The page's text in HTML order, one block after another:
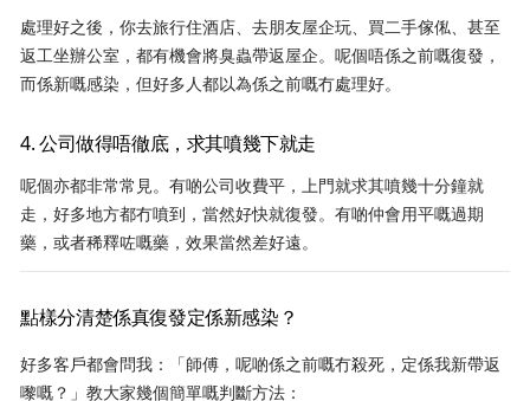
處理好之後，你去旅行住酒店、去朋友屋企玩、買二手傢俬、甚至
返工坐辦公室，都有機會將臭蟲帶返屋企。呢個唔係之前嘅復發，
而係新嘅感染，但好多人都以為係之前嘅冇處理好。
4. 公司做得唔徹底，求其噴幾下就走
呢個亦都非常常見。有啲公司收費平，上門就求其噴幾十分鐘就
走，好多地方都冇噴到，當然好快就復發。有啲仲會用平嘅過期
藥，或者稀釋咗嘅藥，效果當然差好遠。
點樣分清楚係真復發定係新感染？
好多客戶都會問我：「師傅，呢啲係之前嘅冇殺死，定係我新帶返
嚟嘅？」教大家幾個簡單嘅判斷方法：